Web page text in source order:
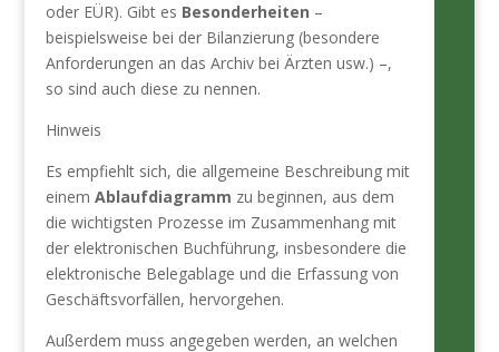
oder EÜR). Gibt es Besonderheiten –
beispielsweise bei der Bilanzierung (besondere
Anforderungen an das Archiv bei Ärzten usw.) –,
so sind auch diese zu nennen.
Hinweis
Es empfiehlt sich, die allgemeine Beschreibung mit
einem Ablaufdiagramm zu beginnen, aus dem
die wichtigsten Prozesse im Zusammenhang mit
der elektronischen Buchführung, insbesondere die
elektronische Belegablage und die Erfassung von
Geschäftsvorfällen, hervorgehen.
Außerdem muss angegeben werden, an welchen